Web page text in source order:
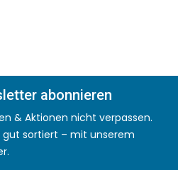
abonnieren
& Aktionen nicht verpassen.
gut sortiert – mit unserem